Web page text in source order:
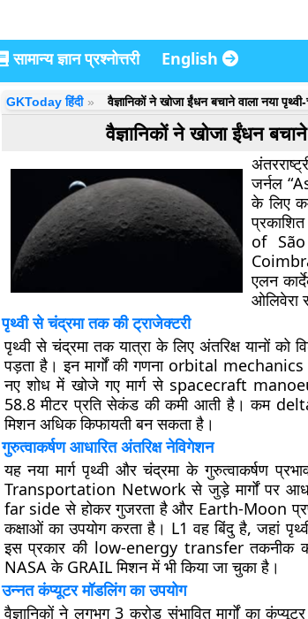
सामान्य ज्ञान प्रश्नोत्तरी English
GKToday हिंदी वैज्ञानिकों ने खोजा ईंधन बचाने वाला नया पृथ्वी-
वैज्ञानिकों ने खोजा ईंधन बचाने
जर्नल
के लिए
of
एलन
पृथ्वी से चंद्रमा तक की ट्राजेक्टरी
पृथ्वी से चंद्रमा तक यात्रा के लिए अंतरिक्ष यानों
पड़ता है। इन मार्गों की गणना orbital
नए शोध में खोजे गए मार्ग से spacecraft
58.8 मीटर प्रति सेकंड की कमी आती है। कम
मिशन अधिक किफायती बन सकता है।
गुरुत्वाकर्षण आधारित अंतरिक्ष नेविगेशन
यह नया मार्ग पृथ्वी और चंद्रमा के गुरुत्वाकर्षण
Transportation Network से जुड़े मार्गों पर
far side से होकर गुजरता है और Earth-Moon
कक्षाओं का उपयोग करता है। L1 वह बिंदु है, जहां
इस प्रकार की low-energy transfer तकनीक
NASA के GRAIL मिशन में भी किया जा चुका है।
उन्नत कंप्यूटर मॉडलिंग का उपयोग
वैज्ञानिकों ने लगभग 3 करोड़ संभावित मार्गों का